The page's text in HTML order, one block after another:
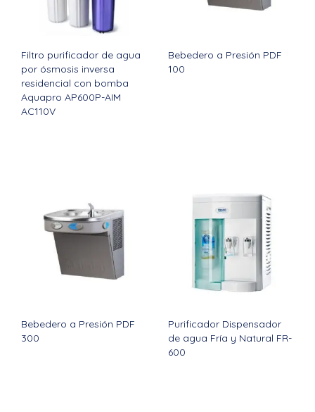
Filtro purificador de agua
por ósmosis inversa
residencial con bomba
Aquapro AP600P-AIM
AC110V
Bebedero a Presión PDF
100
Bebedero a Presión PDF
300
Purificador Dispensador
de agua Fría y Natural FR-
600